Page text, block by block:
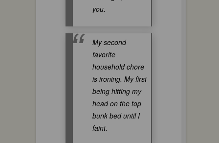
you.
My second
favorite
household chore
is ironing. My first
being hitting my
head on the top
bunk bed until I
faint.